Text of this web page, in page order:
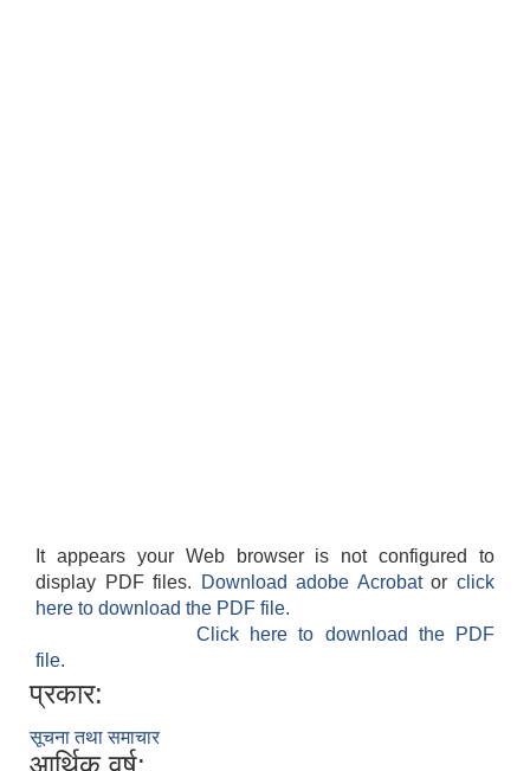
It appears your Web browser is not configured to
display PDF files.
Download adobe Acrobatorclick
here to download the PDF file.
Click here to download the PDF
file.
प्रकार:
सूचना तथा समाचार